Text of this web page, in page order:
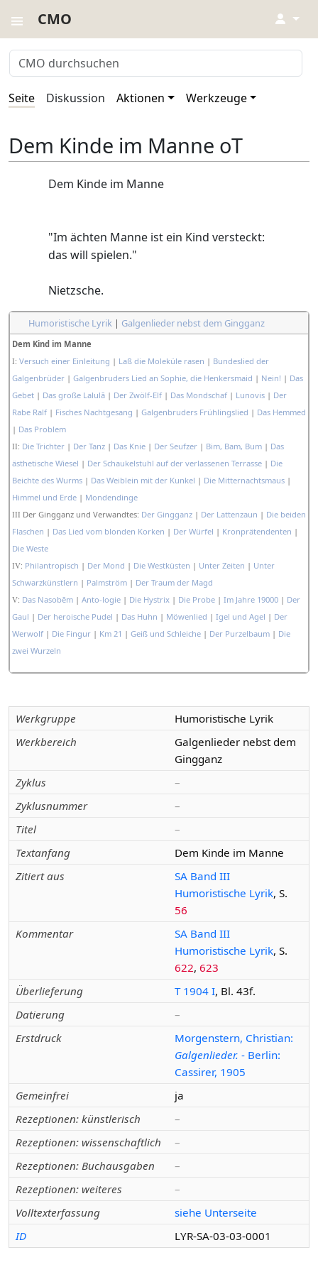
CMO ↓
Seite Diskussion Aktionen Werkzeuge
Dem Kinde im Manne oT
Dem Kinde im Manne
"Im ächten Manne ist ein Kind versteckt:
das will spielen."
Nietzsche.
Humoristische Lyrik| Galgenlieder nebst dem Gingganz
Dem Kind im Manne
I: Versuch einer Einleitung | Laß die Moleküle rasen | Bundeslied der
Galgenbrüder| Galgenbruders Lied an Sophie, die Henkersmaid | Nein! | Das
Gebet| Das große Lalulā| Der Zwölf-Elf| Das Mondschaf| Lunovis| Der
Rabe Ralf| Fisches Nachtgesang | Galgenbruders Frühlingslied | Das Hemmed
| Das Problem
II: Die Trichter| Der Tanz| Das Knie| Der Seufzer| Bim, Bam, Bum| Das
ästhetische Wiesel | Der Schaukelstuhl auf der verlassenen Terrasse| Die
Beichte des Wurms| Das Weiblein mit der Kunkel | Die Mitternachtsmaus|
Himmel und Erde| Mondendinge
III Der Gingganz und Verwandtes: Der Gingganz| Der Lattenzaun | Die beiden
Flaschen | Das Lied vom blonden Korken | Der Würfel | Kronprätendenten |
Die Weste
IV: Philantropisch | Der Mond | Die Westküsten | Unter Zeiten | Unter
Schwarzkünstlern | Palmström| Der Traum der Magd
V: Das Nasobēm| Anto-logie| Die Hystrix| Die Probe| Im Jahre 19000| Der
Gaul | Der heroische Pudel | Das Huhn | Möwenlied | Igel und Agel | Der
Werwolf| Die Fingur| Km 21 | Geiß und Schleiche| Der Purzelbaum| Die
zwei Wurzeln
Werkgruppe
Humoristische Lyrik
Werkbereich
Galgenlieder nebst dem
Gingganz
Zyklus
–
Zyklusnummer
–
Titel
–
Textanfang
Dem Kinde im Manne
Zitiert aus
SA Band III
Humoristische Lyrik, S.
56
Kommentar
SA Band III
Humoristische Lyrik, S.
622,623
Überlieferung
T 1904 I, Bl. 43f.
Datierung
–
Erstdruck
Morgenstern, Christian:
Galgenlieder. - Berlin:
Cassirer, 1905
Gemeinfrei
ja
Rezeptionen: künstlerisch
–
Rezeptionen: wissenschaftlich
–
Rezeptionen: Buchausgaben
–
Rezeptionen: weiteres
–
Volltexterfassung
siehe Unterseite
ID
LYR-SA-03-03-0001